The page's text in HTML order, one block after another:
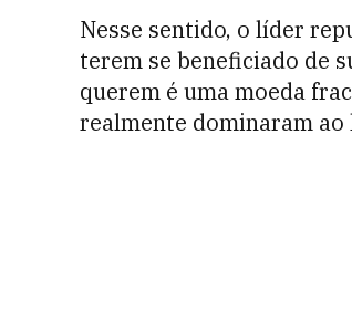
Nesse sentido, o líder
terem se beneficiado de
querem é uma moeda
realmente dominaram ao